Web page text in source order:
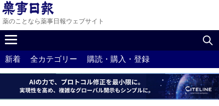
薬のことなら薬事日報ウェブサイト
新着 全カテゴリー 購読・購入・登録